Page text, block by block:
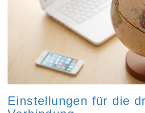
Einstellungen für die